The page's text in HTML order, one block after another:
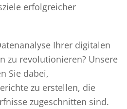
erfolgreicher
Ihrer digitalen
zu revolutionieren? Unsere
Sie dabei,
zu erstellen, die
zugeschnitten sind.